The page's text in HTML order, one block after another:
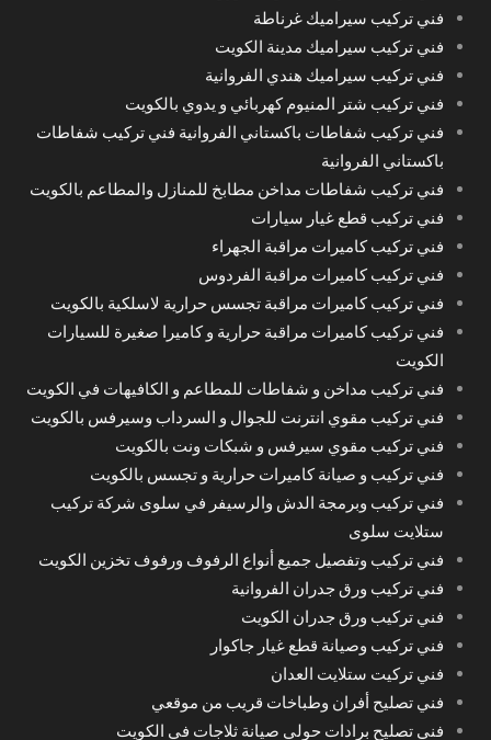
فني تركيب سيراميك غرناطة
فني تركيب سيراميك مدينة الكويت
فني تركيب سيراميك هندي الفروانية
فني تركيب شتر المنيوم كهربائي و يدوي بالكويت
فني تركيب شفاطات باكستاني الفروانية فني تركيب شفاطات
باكستاني الفروانية
فني تركيب شفاطات مداخن مطابخ للمنازل والمطاعم بالكويت
فني تركيب قطع غيار سيارات
فني تركيب كاميرات مراقبة الجهراء
فني تركيب كاميرات مراقبة الفردوس
فني تركيب كاميرات مراقبة تجسس حرارية لاسلكية بالكويت
فني تركيب كاميرات مراقبة حرارية و كاميرا صغيرة للسيارات
الكويت
فني تركيب مداخن و شفاطات للمطاعم و الكافيهات في الكويت
فني تركيب مقوي انترنت للجوال و السرداب وسيرفس بالكويت
فني تركيب مقوي سيرفس و شبكات ونت بالكويت
فني تركيب و صيانة كاميرات حرارية و تجسس بالكويت
فني تركيب وبرمجة الدش والرسيفر في سلوى شركة تركيب
ستلايت سلوى
فني تركيب وتفصيل جميع أنواع الرفوف ورفوف تخزين الكويت
فني تركيب ورق جدران الفروانية
فني تركيب ورق جدران الكويت
فني تركيب وصيانة قطع غيار جاكوار
فني تركيت ستلايت العدان
فني تصليح أفران وطباخات قريب من موقعي
فني تصليح برادات حولي صيانة ثلاجات في الكويت